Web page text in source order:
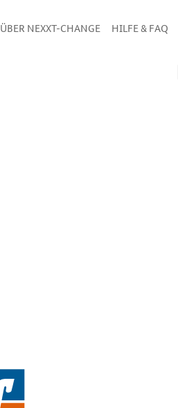
ÜBER NEXXT-CHANGE HILFE & FAQ